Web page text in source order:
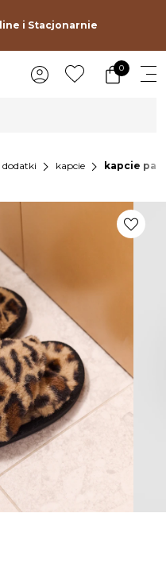
i Stacjonarnie
0
dodatki chevron_right kapcie chevron_right kapcie
favorite